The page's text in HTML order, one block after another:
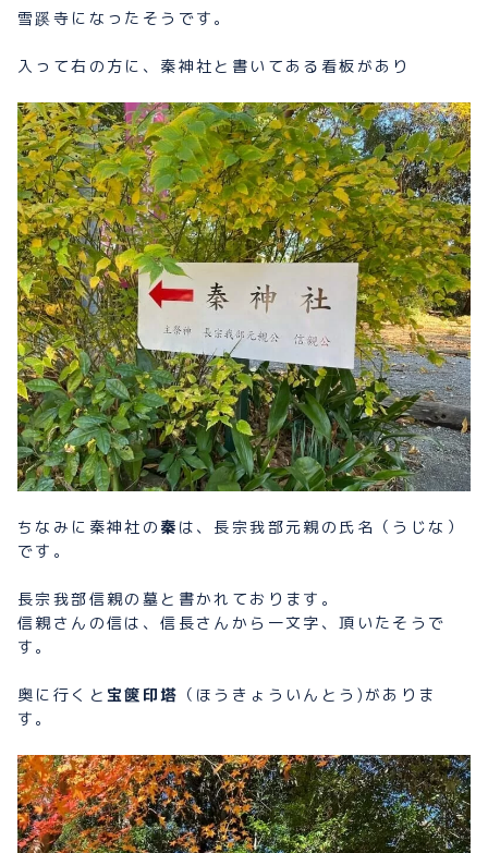
雪蹊寺になったそうです。
入って右の方に、秦神社と書いてある看板があり
ちなみに秦神社の 秦 は、長宗我部元親の氏名（うじな）
です。
長宗我部信親の墓と書かれております。
信親さんの信は、信長さんから一文字、頂いたそうで
す。
奥に行くと 宝篋印塔 （ほうきょういんとう)がありま
す。